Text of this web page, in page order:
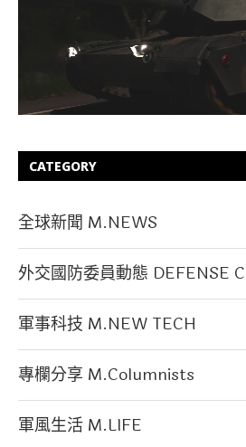
CATEGORY
全球新聞 M.NEWS
外交國防委員動態 DEFENSE
軍事科技 M.NEW TECH
專欄分享 M.Columnists
軍風生活 M.LIFE